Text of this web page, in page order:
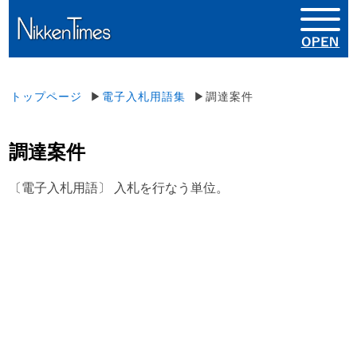
トップページ ▶ 電子入札用語集 ▶調達案件
調達案件
〔電子入札用語〕 入札を行なう単位。